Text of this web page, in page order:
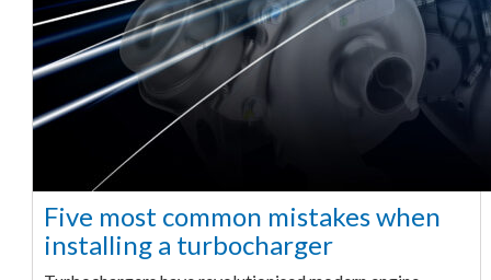
Five most common mistakes when
installing a turbocharger